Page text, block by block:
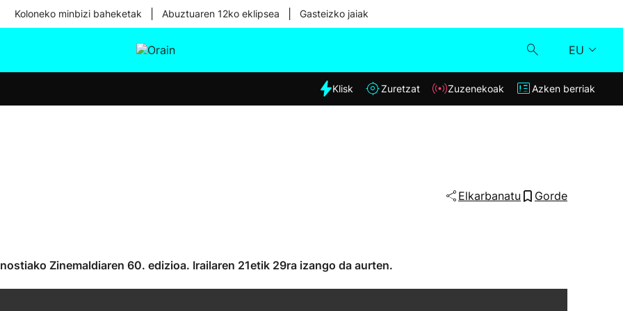
Koloneko minbizi baheketak Abuztuaren 12ko eklipsea Gasteizko jaiak
EU
Eguraldia
Klisk
Klisk Zuretzat Zuzenekoak Azken berriak
Elkarbanatu Gorde
Zinemaldiaren 60. edizioa. Irailaren 21etik 29ra izango da aurten.